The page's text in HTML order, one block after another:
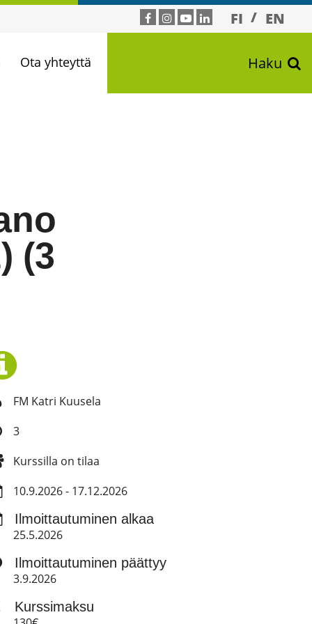
FI EN
Ota yhteyttä Haku
(3
FM Katri Kuusela
3
Kurssilla on tilaa
10.9.2026 - 17.12.2026
Ilmoittautuminen alkaa
25.5.2026
Ilmoittautuminen päättyy
3.9.2026
Kurssimaksu